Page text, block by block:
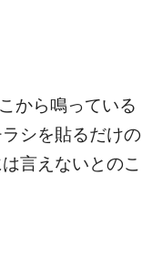
から鳴っている
シを貼るだけの
言えないとのこ